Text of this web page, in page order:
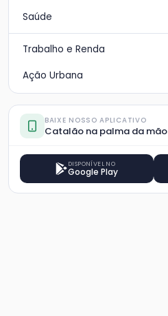
Saúde
Trabalho e Renda
Ação Urbana
BAIXE NOSSO APLICATIVO
Catalão na palma da mão
DISPONÍVEL NO
Google Play